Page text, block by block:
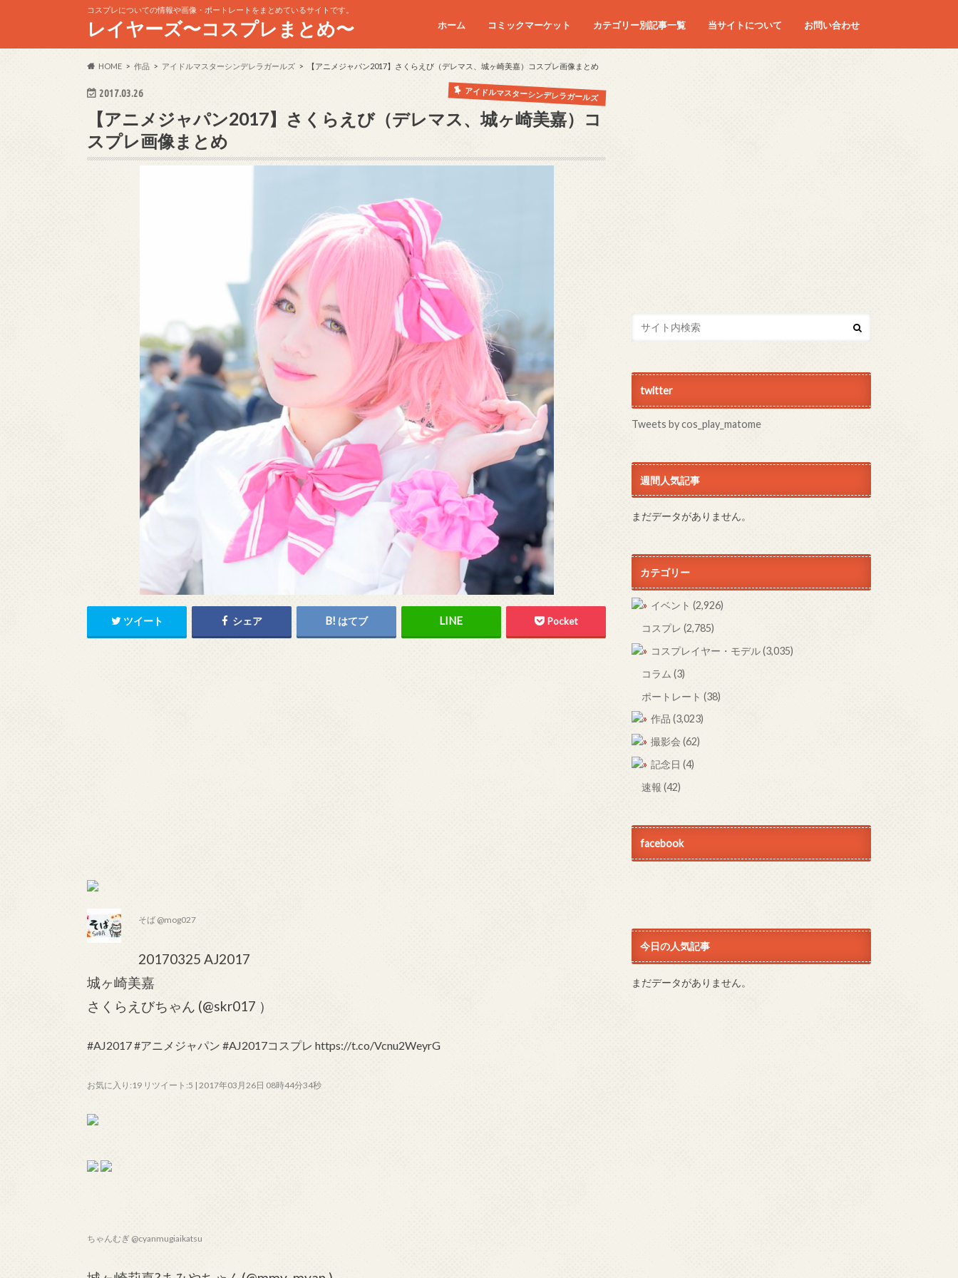
コスプレについての情報や画像・ポートレートをまとめているサイトです。
レイヤーズ〜コスプレまとめ〜 ホーム コミックマーケット
コミケC90
コミケC91
コミケC92
コミケC93
コミケC94
コミケC95
カテゴリー別記事一覧 当サイトについて お問い合わせ
HOME 作品 アイドルマスターシンデレラガールズ 【アニメジャパン2017】さくらえび（デレマス、城ヶ崎美嘉）コスプレ画像まとめ
2017.03.26 アイドルマスターシンデレラガールズ
【アニメジャパン2017】さくらえび（デレマス、城ヶ崎美嘉）コ
スプレ画像まとめ
ツイート シェア はてブ Pocket
そば @mog027
20170325 AJ2017
城ヶ崎美嘉
さくらえびちゃん (@skr017 ）
#AJ2017 #アニメジャパン #AJ2017コスプレ https://t.co/Vcnu2WeyrG
お気に入り:19 リツイート:5 | 2017年03月26日 08時44分34秒
ちゃんむぎ @cyanmugiaikatsu
twitter
Tweets by cos_play_matome
週間人気記事
まだデータがありません。
カテゴリー
イベント (2,926)
コスプレ (2,785)
コスプレイヤー・モデル(3,035)
コラム (3)
ポートレート (38)
作品 (3,023)
撮影会 (62)
記念日 (4)
速報 (42)
facebook
今日の人気記事
まだデータがありません。